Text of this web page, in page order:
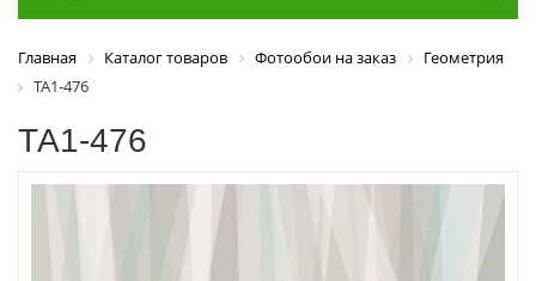
Главная Каталог товаров Фотообои на заказ
Геометрия
ТА1-476
ТА1-476